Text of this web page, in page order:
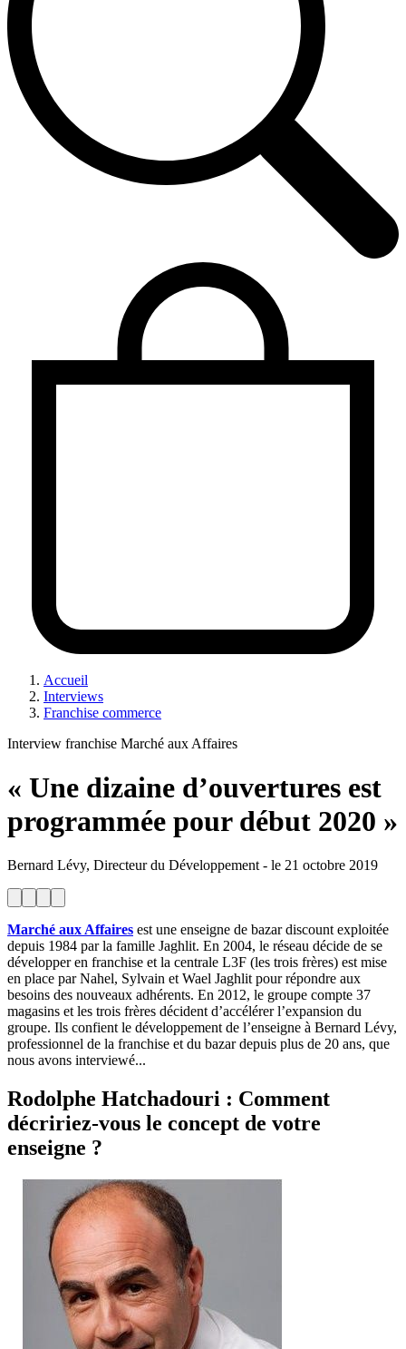
Accueil
Interviews
Franchise commerce
Interview franchise Marché aux Affaires
« Une dizaine d’ouvertures est
programmée pour début 2020 »
Bernard Lévy, Directeur du Développement- le 21 octobre 2019
Marché aux Affaires est une enseigne de bazar discount exploitée
depuis 1984 par la famille Jaghlit. En 2004, le réseau décide de se
développer en franchise et la centrale L3F (les trois frères) est mise
en place par Nahel, Sylvain et Wael Jaghlit pour répondre aux
besoins des nouveaux adhérents. En 2012, le groupe compte 37
magasins et les trois frères décident d’accélérer l’expansion du
groupe. Ils confient le développement de l’enseigne à Bernard Lévy,
professionnel de la franchise et du bazar depuis plus de 20 ans, que
nous avons interviewé...
Rodolphe Hatchadouri : Comment
décririez-vous le concept de votre
enseigne ?